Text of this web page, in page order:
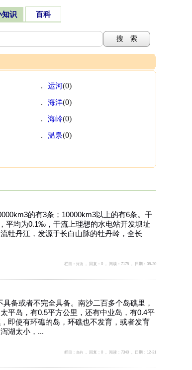
知识 百科
. 运河(0)
. 海洋(0)
. 海岭(0)
. 温泉(0)
的有3条；10000km3以上的有6条。干
平均为0.1‰，干流上理想的水电站开发坝址
牡丹江，发源于长白山脉的牡丹岭，全长
栏目：河流 ， 回复：0 ， 阅读：7175 ， 日期：08-20
备或者不完全具备。南沙二百多个岛礁里，
平岛，有0.5平方公里，还有中业岛，有0.4平
即使有环礁的岛，环礁也不发育，或者发育
湖太小，...
栏目：岛屿 ， 回复：0 ， 阅读：7340 ， 日期：12-31